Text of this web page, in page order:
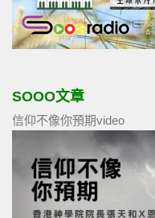
SOOO文章
信仰不像你預期video